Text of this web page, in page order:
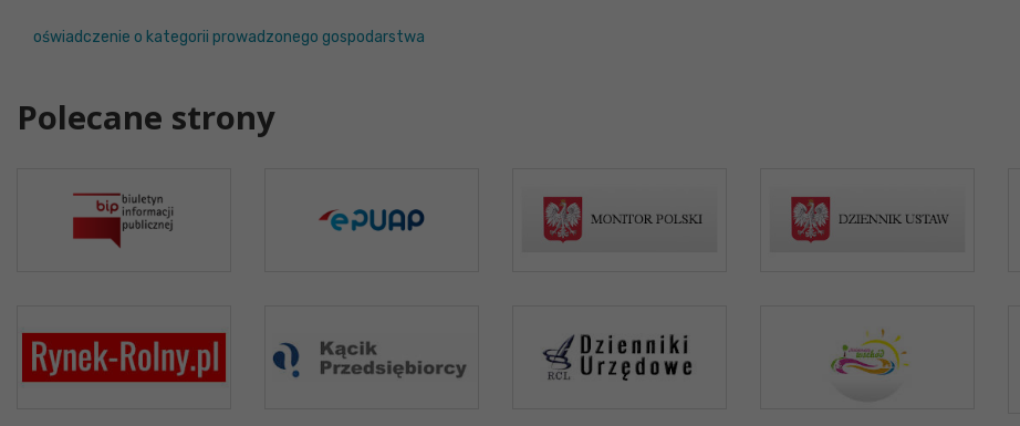
oświadczenie o kategorii prowadzonego gospodarstwa
Polecane strony